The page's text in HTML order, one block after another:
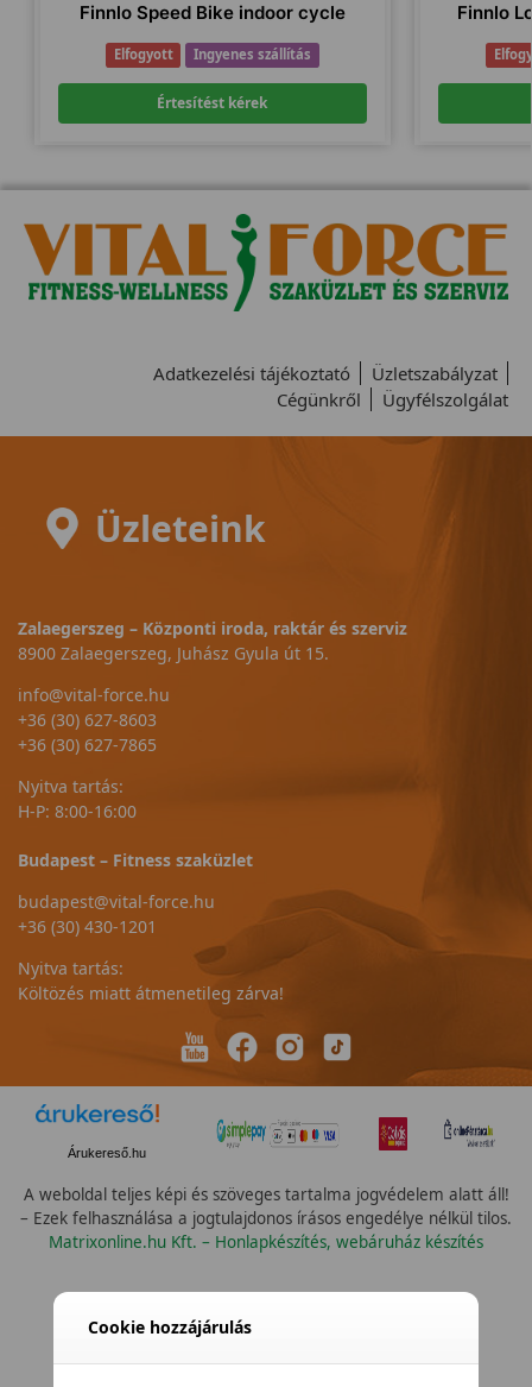
Finnlo Speed Bike indoor cycle
Elfogyott Ingyenes szállítás
Értesítést kérek
Finnlo
Adatkezelési tájékoztató
Üzletszabályzat
Cégünkről
Ügyfélszolgálat
Üzleteink
Zalaegerszeg – Központi iroda, raktár és szerviz
8900 Zalaegerszeg, Juhász Gyula út 15.
info@vital-force.hu
+36 (30) 627-8603
+36 (30) 627-7865
Nyitva tartás:
H-P: 8:00-16:00
Budapest – Fitness szaküzlet
budapest@vital-force.hu
+36 (30) 430-1201
Nyitva tartás:
Költözés miatt átmenetileg zárva!
Árukereső.hu
A weboldal teljes képi és szöveges tartalma jogvédelem alatt áll!
– Ezek felhasználása a jogtulajdonos írásos engedélye nélkül tilos.
Matrixonline.hu Kft. – Honlapkészítés, webáruház készítés
Cookie hozzájárulás